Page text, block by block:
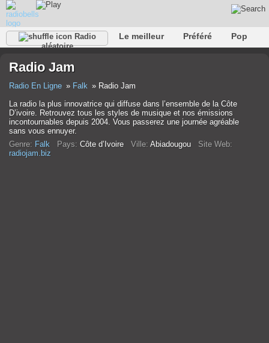
Radio
aléatoire
Le meilleur Préféré
Pop
Conversationnel
Radio Jam
Radio En Ligne Falk
Radio Jam
La radio la plus innovatrice qui diffuse dans l’ensemble de la Côte
D’ivoire. Retrouvez tous les styles de musique et nos émissions
incontournables depuis 2004. Vous passerez une journée agréable
sans vous ennuyer.
Genre: Falk Pays: Côte d’Ivoire Ville: Abiadougou Site Web:
radiojam.biz